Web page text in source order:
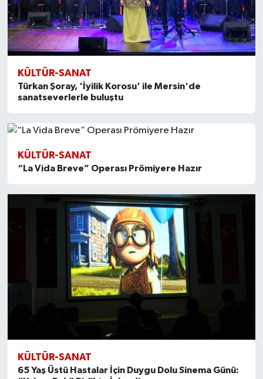
KÜLTÜR-SANAT
Türkan Şoray, 'İyilik Korosu' ile Mersin'de
sanatseverlerle buluştu
KÜLTÜR-SANAT
“La Vida Breve” Operası Prömiyere Hazır
KÜLTÜR-SANAT
65 Yaş Üstü Hastalar İçin Duygu Dolu Sinema Günü: